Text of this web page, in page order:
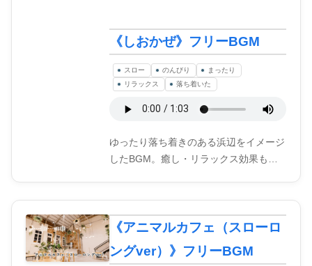
《しおかぜ》フリーBGM
スロー のんびり
まったり
リラックス
落ち着いた
ゆったり落ち着きのある浜辺をイメージ
したBGM。癒し・リラックス効果も…
《アニマルカフェ（スローロ
ングver）》フリーBGM